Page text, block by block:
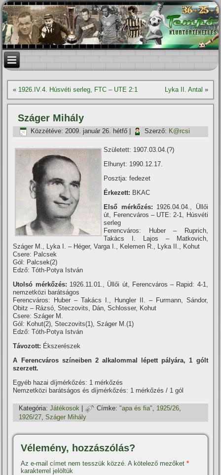
« 1926.IV.4. Húsvéti serleg, FTC – UTE 2:1 Lyka II. Antal »
Száger Mihály
Közzétéve: 2009. január 26. hétfő Szerző: K@rcsi
Született: 1907.03.04.(?)
Elhunyt: 1990.12.17.
Posztja: fedezet
Érkezett: BKAC
Első mérkőzés: 1926.04.04., Üllői
út, Ferencváros – UTE: 2-1, Húsvéti
serleg
Ferencváros: Huber – Ruprich,
Takács I. Lajos – Matkovich,
Száger M., Lyka I. – Héger, Varga I., Kelemen R., Lyka II., Kohut
Csere: Palcsek
Gól: Palcsek(2)
Edző: Tóth-Potya István
Utolsó mérkőzés: 1926.11.01., Üllői út, Ferencváros – Rapid: 4-1,
nemzetközi barátságos
Ferencváros: Huber – Takács I., Hungler II. – Furmann, Sándor,
Obitz – Rázsó, Steczovits, Dán, Schlosser, Kohut
Csere: Száger M.
Gól: Kohut(2), Steczovits(1), Száger M.(1)
Edző: Tóth-Potya István
Távozott: Ékszerészek
A Ferencváros szí­neiben 2 alkalommal lépett pályára, 1 gólt
szerzett.
Egyéb hazai dí­jmérkőzés: 1 mérkőzés
Nemzetközi barátságos és dí­jmérkőzés: 1 mérkőzés / 1 gól
Kategória: Játékosok | Címke: "apa és fia", 1925/26,
1926/27,Száger Mihály
Vélemény, hozzászólás?
Az e-mail címet nem tesszük közzé. A kötelező mezőket*
karakterrel jelöltük